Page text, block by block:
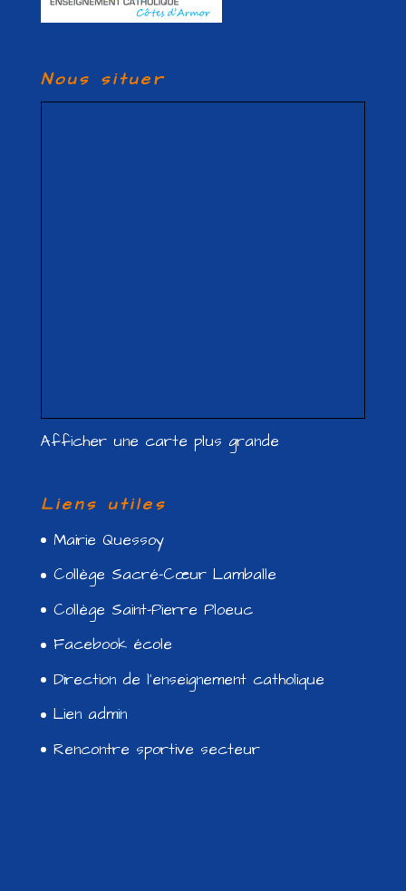
Nous situer
Afficher une carte plus grande
Liens utiles
Mairie Quessoy
Collège Sacré-Cœur Lamballe
Collège Saint-Pierre Ploeuc
Facebook école
Direction de l’enseignement catholique
Lien admin
Rencontre sportive secteur